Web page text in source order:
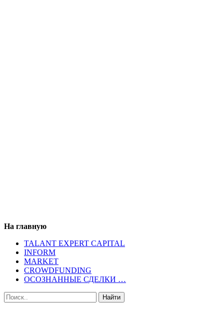
На главную
TALANT EXPERT CAPITAL
INFORM
MARKET
CROWDFUNDING
ОСОЗНАННЫЕ СДЕЛКИ …